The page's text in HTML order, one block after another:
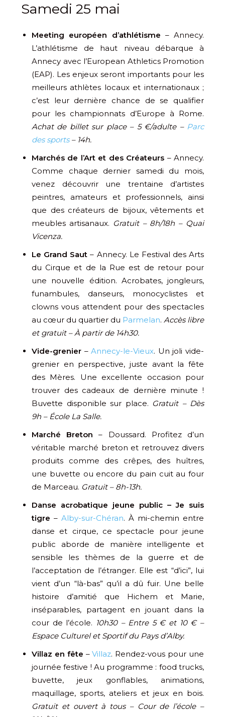
Samedi 25 mai
Meeting européen d’athlétisme – Annecy.
L’athlétisme de haut niveau débarque à
Annecy avec l’European Athletics Promotion
(EAP). Les enjeux seront importants pour les
meilleurs athlètes locaux et internationaux ;
c’est leur dernière chance de se qualifier
pour les championnats d’Europe à Rome.
Achat de billet sur place – 5 €/adulte – Parc
des sports– 14h.
Marchés de l’Art et des Créateurs – Annecy.
Comme chaque dernier samedi du mois,
venez découvrir une trentaine d’artistes
peintres, amateurs et professionnels, ainsi
que des créateurs de bijoux, vêtements et
meubles artisanaux. Gratuit – 8h/18h – Quai
Vicenza.
Le Grand Saut – Annecy. Le Festival des Arts
du Cirque et de la Rue est de retour pour
une nouvelle édition. Acrobates, jongleurs,
funambules, danseurs, monocyclistes et
clowns vous attendent pour des spectacles
au cœur du quartier du Parmelan. Accès libre
et gratuit – À partir de 14h30.
Vide-grenier –Annecy-le-Vieux. Un joli vide-
grenier en perspective, juste avant la fête
des Mères. Une excellente occasion pour
trouver des cadeaux de dernière minute !
Buvette disponible sur place. Gratuit – Dès
9h – École La Salle.
Marché Breton – Doussard. Profitez d’un
véritable marché breton et retrouvez divers
produits comme des crêpes, des huîtres,
une buvette ou encore du pain cuit au four
de Marceau. Gratuit – 8h-13h.
Danse acrobatique jeune public – Je suis
tigre – Alby-sur-Chéran. À mi-chemin entre
danse et cirque, ce spectacle pour jeune
public aborde de manière intelligente et
sensible les thèmes de la guerre et de
l’acceptation de l’étranger. Elle est “d’ici”, lui
vient d’un “là-bas” qu’il a dû fuir. Une belle
histoire d’amitié que Hichem et Marie,
inséparables, partagent en jouant dans la
cour de l’école. 10h30 – Entre 5 € et 10 € –
Espace Culturel et Sportif du Pays d’Alby.
Villaz en fête –Villaz. Rendez-vous pour une
journée festive ! Au programme : food trucks,
buvette, jeux gonflables, animations,
maquillage, sports, ateliers et jeux en bois.
Gratuit et ouvert à tous – Cour de l’école –